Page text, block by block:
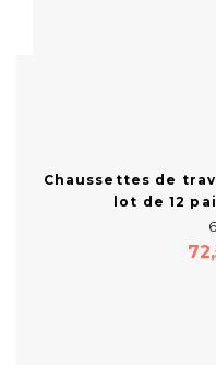
Chaussettes de
lot de 12